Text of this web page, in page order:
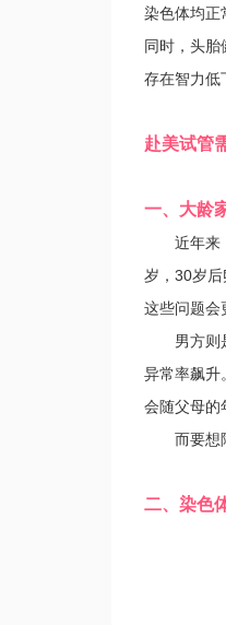
染色体均正
同时，头胎
存在智力低
赴美试管
一、大龄
近年来，
岁，30岁
这些问题会
男方则是
异常率飙升
会随父母的
而要想降
二、染色